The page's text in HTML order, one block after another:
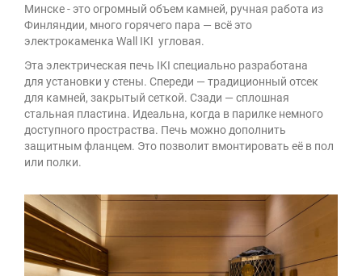
Минске - это огромный объем камней, ручная работа из
Финляндии, много горячего пара — всё это
электрокаменка Wall IKI угловая.
Эта электрическая печь IKI специально разработана
для установки у стены. Спереди — традиционный отсек
для камней, закрытый сеткой. Сзади — сплошная
стальная пластина. Идеальна, когда в парилке немного
доступного простраства. Печь можно дополнить
защитным фланцем. Это позволит вмонтировать её в пол
или полки.